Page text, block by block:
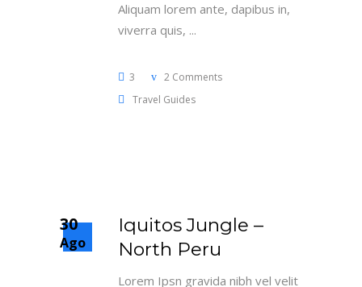
Aliquam lorem ante, dapibus in,
viverra quis,
3
2 Comments
Travel Guides
30
Ago
Iquitos Jungle –
North Peru
Lorem Ipsn gravida nibh vel velit